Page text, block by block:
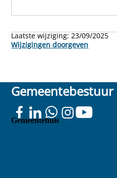
Laatste wijziging:23/09/2025
Wijzigingen doorgeven
Gemeentebestuur
Gemeentehuis